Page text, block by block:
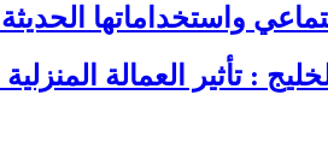
واستخداماتها
: تأثير العمالة